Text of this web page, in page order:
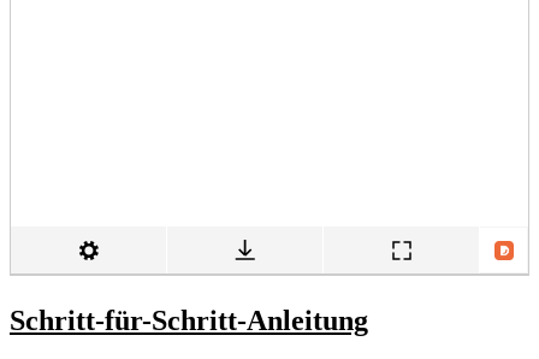
Schritt-für-Schritt-Anleitung